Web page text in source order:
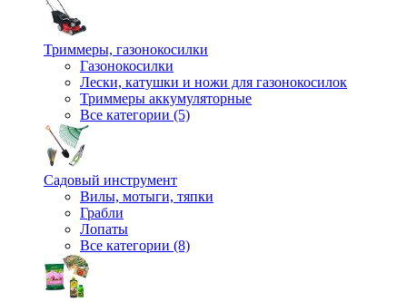
Триммеры, газонокосилки
Газонокосилки
Лески, катушки и ножи для газонокосилок
Триммеры аккумуляторные
Все категории (5)
Садовый инструмент
Вилы, мотыги, тяпки
Грабли
Лопаты
Все категории (8)